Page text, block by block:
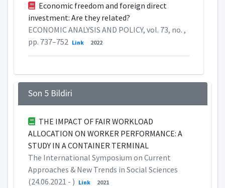
Economic freedom and foreign direct
investment: Are they related?
ECONOMIC ANALYSIS AND POLICY, vol. 73, no. ,
pp. 737–752 Link 2022
Son 5 Bildiri
THE IMPACT OF FAIR WORKLOAD
ALLOCATION ON WORKER PERFORMANCE: A
STUDY IN A CONTAINER TERMINAL​
The International Symposium on Current
Approaches & New Trends in Social Sciences
(24.06.2021 - ) Link 2021